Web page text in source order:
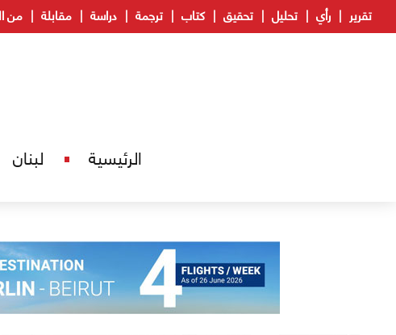
تقرير رأي تحليل تحقيق كتاب ترجمة دراسة مقابلة من
الرئيسية لبنان